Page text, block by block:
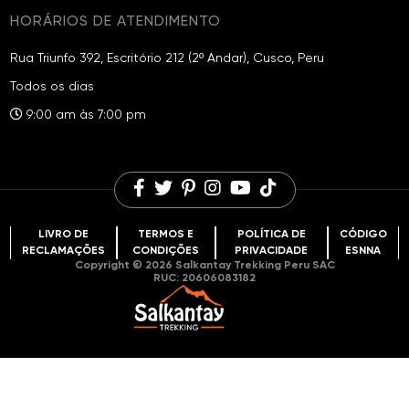
Sustentabilidade
Fundação Salkantay
Comentários de viagens
Trilha Inca
Trilhas Choquequirao
Huchuy Qosqo
Montanha colorida
100% de garantia de viagem
HORÁRIOS DE ATENDIMENTO
Rua Triunfo 392, Escritório 212 (2º Andar), Cusco, Peru
Todos os dias
9:00 am às 7:00 pm
Copyright © 2026 Salkantay Trekking Peru SAC
RUC: 20606083182
LIVRO DE
RECLAMAÇÕES
TERMOS E
CONDIÇÕES
POLÍTICA DE
PRIVACIDADE
CÓDIGO
ESNNA